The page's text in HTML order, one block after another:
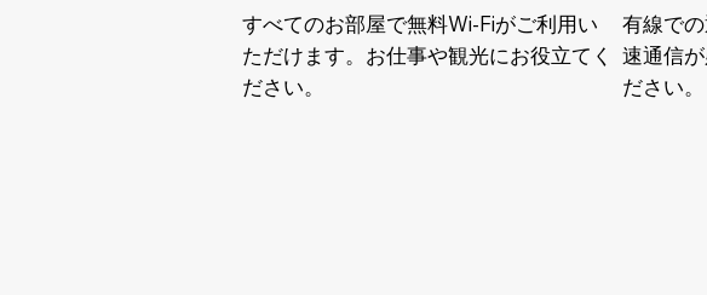
​すべてのお部屋で無料Wi-Fiがご利用い
ただけます。お仕事や観光にお役立てく
ださい。
有線で
速通信
ださい。